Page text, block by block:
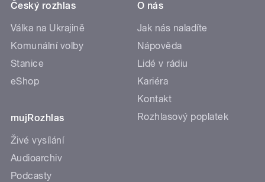
Český rozhlas
Válka na Ukrajině
Komunální volby
Stanice
eShop
mujRozhlas
Živé vysílání
Audioarchiv
Podcasty
O nás
Jak nás naladíte
Nápověda
Lidé v rádiu
Kariéra
Kontakt
Rozhlasový poplatek